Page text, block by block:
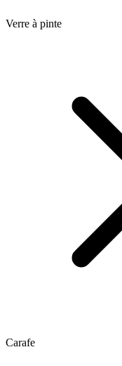
Verre à pinte
Carafe